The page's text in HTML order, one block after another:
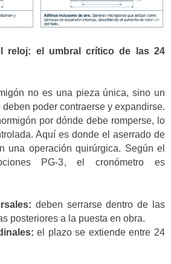
reloj: el umbral crítico de las 24
no es una pieza única, sino un
poder contraerse y expandirse.
por dónde debe romperse, lo
Aquí es donde el aserrado de
una operación quirúrgica. Según el
PG-3, el cronómetro es
deben serrarse dentro de las
posteriores a la puesta en obra.
el plazo se extiende entre 24